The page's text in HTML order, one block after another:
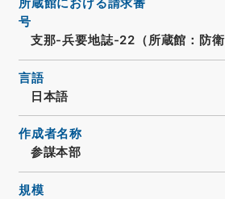
所蔵館における請求番
号
支那-兵要地誌-22（所蔵館：防衛
言語
日本語
作成者名称
参謀本部
規模